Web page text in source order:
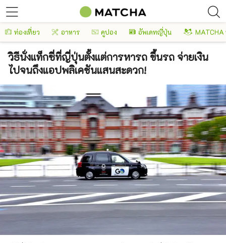
ท่องเที่ยว อาหาร คูปอง อัพเดทญี่ปุ่น
วิธีนั่งแท็กซี่ที่ญี่ปุ่นตั้งแต่การหารถ ขึ้นรถ จ่ายเงิน
ไปจนถึงแอปพลิเคชันแสนสะดวก!